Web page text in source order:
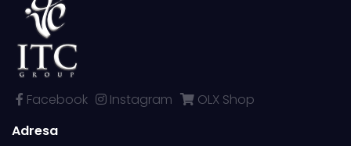
Facebook Instagram
OLX Shop
Adresa